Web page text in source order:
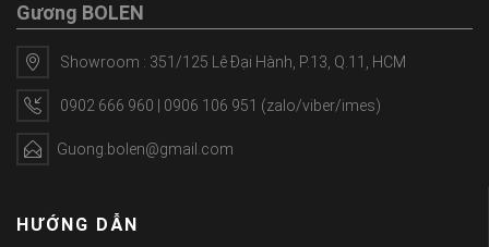
Gương BOLEN
Showroom : 351/125 Lê Đại Hành, P.13, Q.11, HCM
0902 666 960 | 0906 106 951 (zalo/viber/imes)
Guong.bolen@gmail.com
HƯỚNG DẪN